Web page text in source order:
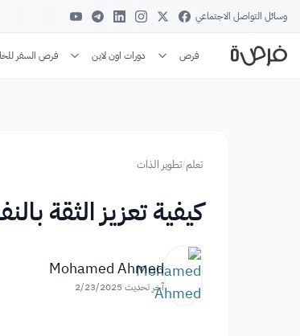
وسائل التواصل الاجتماعي
فرص دورات اون لاين فرص السفر
تعلم/تطوير الذات
كيفية تعزيز الثقة
Mohamed Ahmed
آخر تحديث 2/23/2025